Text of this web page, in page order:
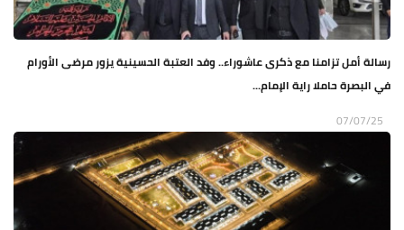
رسالة أمل تزامنا مع ذكرى عاشوراء.. وفد العتبة الحسينية يزور مرضى الأورام
في البصرة حاملا راية الإمام...
07/07/25